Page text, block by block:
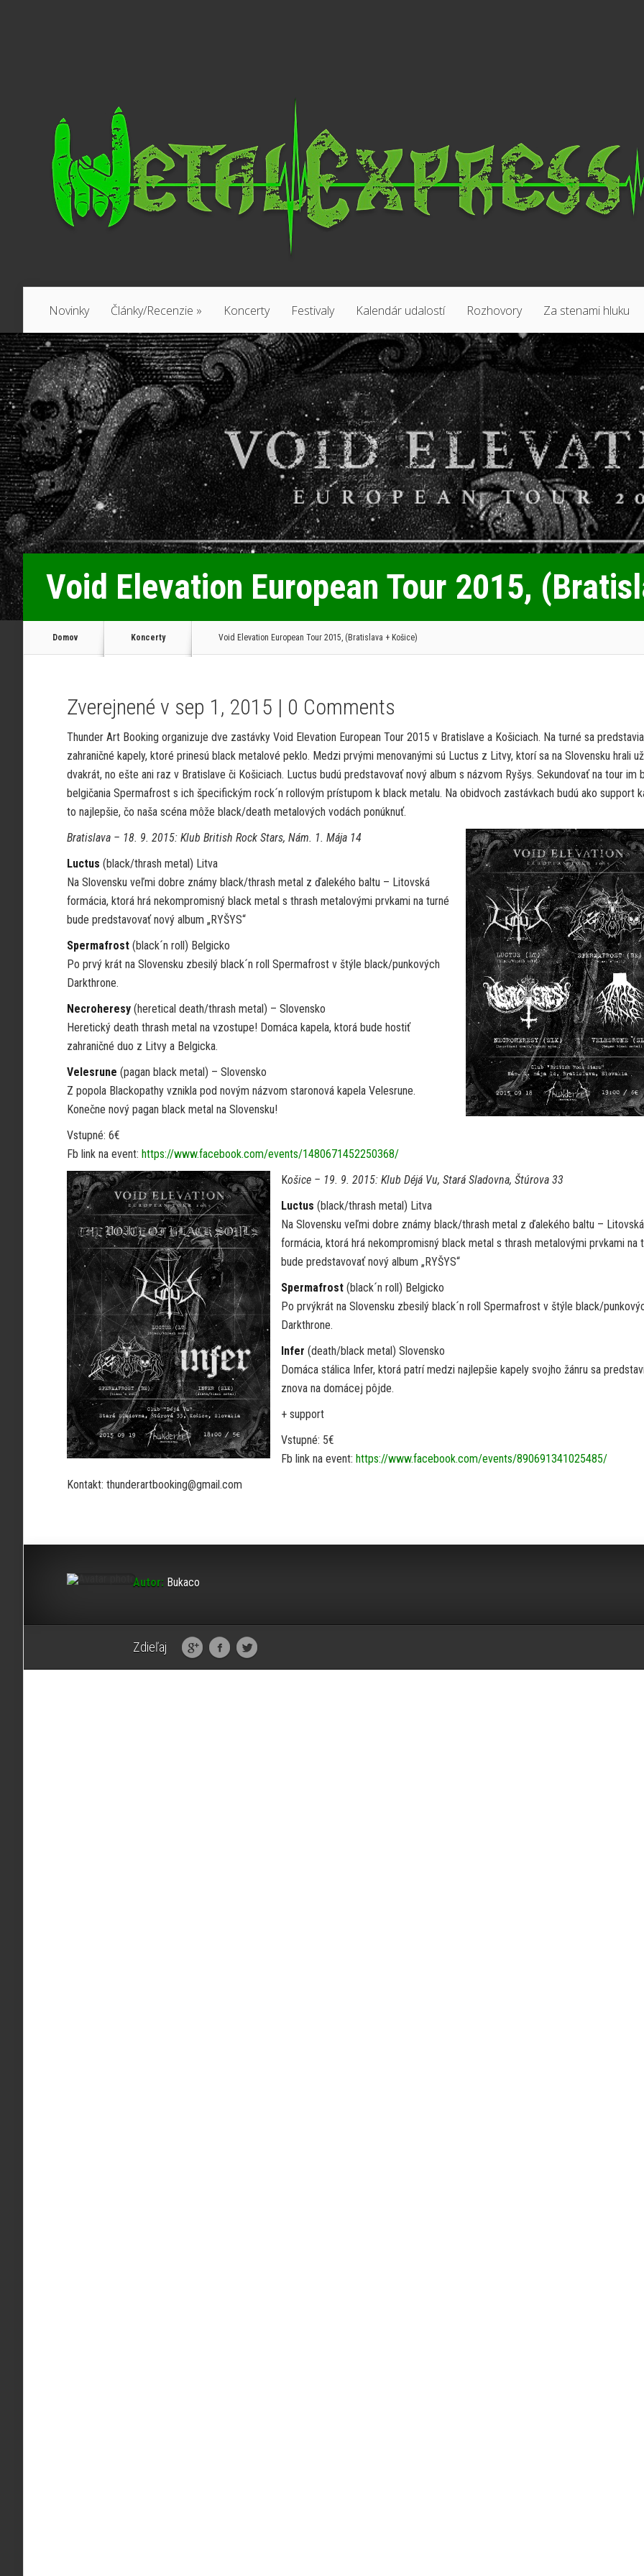
Novinky Články/Recenzie » Koncerty Festivaly Kalendár udalostí Rozhovory Za stenami hluku
Void Elevation European Tour 2015,
Domov Koncerty Void Elevation European Tour 2015, (Bratislava + Košice)
Zverejnené v sep 1, 2015 | 0 Comments
Thunder Art Booking organizuje dve zastávky Void Elevation European Tour 2015 v Bratislave a Košiciach. Na turné sa
zahraničné kapely, ktoré prinesú black metalové peklo. Medzi prvými menovanými sú Luctus z Litvy, ktorí sa na Slovensku hrali už
dvakrát, no ešte ani raz v Bratislave či Košiciach. Luctus budú predstavovať nový album s názvom Ryšys. Sekundovať na tour im
belgičania Spermafrost s ich špecifickým rock´n rollovým prístupom k black metalu. Na obidvoch zastávkach budú ako support
to najlepšie, čo naša scéna môže black/death metalových vodách ponúknuť.
Bratislava – 18. 9. 2015: Klub British Rock Stars, Nám. 1. Mája 14
Luctus (black/thrash metal) Litva
Na Slovensku veľmi dobre známy black/thrash metal z ďalekého baltu – Litovská
formácia, ktorá hrá nekompromisný black metal s thrash metalovými prvkami na turné
bude predstavovať nový album „RYŠYS“
Spermafrost (black´n roll) Belgicko
Po prvý krát na Slovensku zbesilý black´n roll Spermafrost v štýle black/punkových
Darkthrone.
Necroheresy (heretical death/thrash metal) – Slovensko
Heretický death thrash metal na vzostupe! Domáca kapela, ktorá bude hostiť
zahraničné duo z Litvy a Belgicka.
Velesrune (pagan black metal) – Slovensko
Z popola Blackopathy vznikla pod novým názvom staronová kapela Velesrune.
Konečne nový pagan black metal na Slovensku!
Vstupné: 6€
Fb link na event: https://www.facebook.com/events/1480671452250368/
Košice – 19. 9. 2015: Klub Déjá Vu, Stará Sladovna, Štúrova 33
Luctus (black/thrash metal) Litva
Na Slovensku veľmi dobre známy black/thrash metal z ďalekého baltu – Litovská
formácia, ktorá hrá nekompromisný black metal s thrash metalovými prvkami na
bude predstavovať nový album „RYŠYS“
Spermafrost (black´n roll) Belgicko
Po prvýkrát na Slovensku zbesilý black´n roll Spermafrost v štýle black/
Darkthrone.
Infer (death/black metal) Slovensko
Domáca stálica Infer, ktorá patrí medzi najlepšie kapely svojho žánru sa
znova na domácej pôjde.
+ support
Vstupné: 5€
Fb link na event: https://www.facebook.com/events/890691341025485/
Kontakt: thunderartbooking@gmail.com
Autor: Bukaco
Zdieľaj